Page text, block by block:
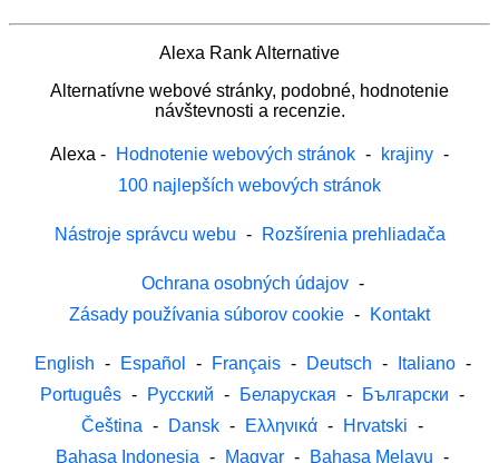
Alexa Rank Alternative
Alternatívne webové stránky, podobné, hodnotenie
návštevnosti a recenzie.
Alexa - Hodnotenie webových stránok - krajiny -
100 najlepších webových stránok
Nástroje správcu webu - Rozšírenia prehliadača
Ochrana osobných údajov -
Zásady používania súborov cookie - Kontakt
English - Español - Français - Deutsch - Italiano -
Português - Русский - Беларуская - Български -
Čeština - Dansk - Ελληνικά - Hrvatski -
Bahasa Indonesia - Magyar - Bahasa Melayu -